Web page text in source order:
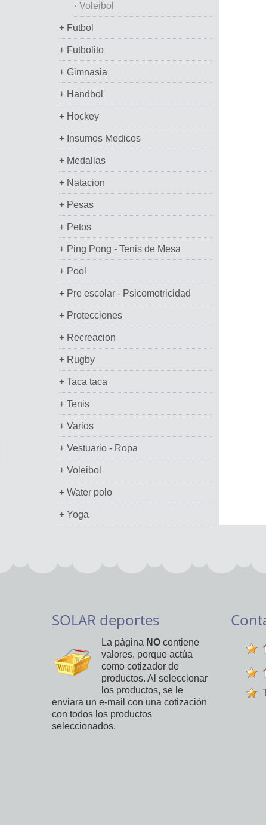
· Voleibol
+ Futbol
+ Futbolito
+ Gimnasia
+ Handbol
+ Hockey
+ Insumos Medicos
+ Medallas
+ Natacion
+ Pesas
+ Petos
+ Ping Pong - Tenis de Mesa
+ Pool
+ Pre escolar - Psicomotricidad
+ Protecciones
+ Recreacion
+ Rugby
+ Taca taca
+ Tenis
+ Varios
+ Vestuario - Ropa
+ Voleibol
+ Water polo
+ Yoga
SOLAR deportes
La página NO contiene
valores, porque actúa
como cotizador de
productos. Al seleccionar
los productos, se le
enviara un e-mail con una cotización
con todos los productos
seleccionados.